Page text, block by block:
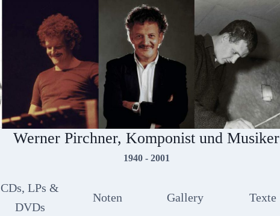
Werner Pirchner, Komponist und Musiker
1940 - 2001
CDs, LPs &
DVDs
Noten Gallery Texte